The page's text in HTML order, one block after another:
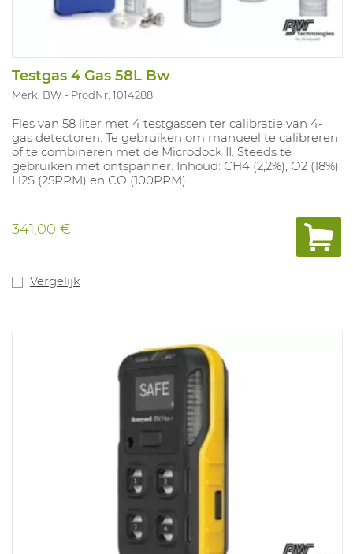
Testgas 4 Gas 58L Bw
Merk: BW ProdNr. 1014288
Fles van 58 liter met 4 testgassen ter calibratie van 4-
gas detectoren. Te gebruiken om manueel te calibreren
of te combineren met de Microdock II. Steeds te
gebruiken met ontspanner. Inhoud: CH4 (2,2%), O2 (18%),
H2S (25PPM) en CO (100PPM).
341,00 €
Vergelijk